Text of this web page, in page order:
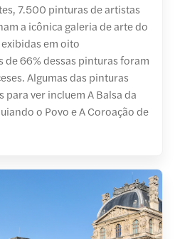
7.500 pinturas de artistas
a icônica galeria de arte do
em oito
de 66% dessas pinturas foram
Algumas das pinturas
para ver incluem A Balsa da
o Povo e A Coroação de